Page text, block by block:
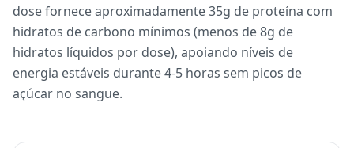
dose fornece aproximadamente 35g de proteína com
hidratos de carbono mínimos (menos de 8g de
hidratos líquidos por dose), apoiando níveis de
energia estáveis durante 4-5 horas sem picos de
açúcar no sangue.